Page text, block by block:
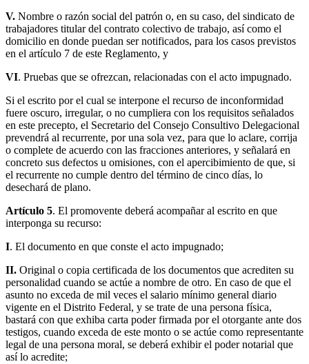
V. Nombre o razón social del patrón o, en su caso, del sindicato de
trabajadores titular del contrato colectivo de trabajo, así como el
domicilio en donde puedan ser notificados, para los casos previstos
en el artículo 7 de este Reglamento, y
VI. Pruebas que se ofrezcan, relacionadas con el acto impugnado.
Si el escrito por el cual se interpone el recurso de inconformidad
fuere oscuro, irregular, o no cumpliera con los requisitos señalados
en este precepto, el Secretario del Consejo Consultivo Delegacional
prevendrá al recurrente, por una sola vez, para que lo aclare, corrija
o complete de acuerdo con las fracciones anteriores, y señalará en
concreto sus defectos u omisiones, con el apercibimiento de que, si
el recurrente no cumple dentro del término de cinco días, lo
desechará de plano.
Artículo 5. El promovente deberá acompañar al escrito en que
interponga su recurso:
I. El documento en que conste el acto impugnado;
II. Original o copia certificada de los documentos que acrediten su
personalidad cuando se actúe a nombre de otro. En caso de que el
asunto no exceda de mil veces el salario mínimo general diario
vigente en el Distrito Federal, y se trate de una persona física,
bastará con que exhiba carta poder firmada por el otorgante ante dos
testigos, cuando exceda de este monto o se actúe como representante
legal de una persona moral, se deberá exhibir el poder notarial que
así lo acredite;